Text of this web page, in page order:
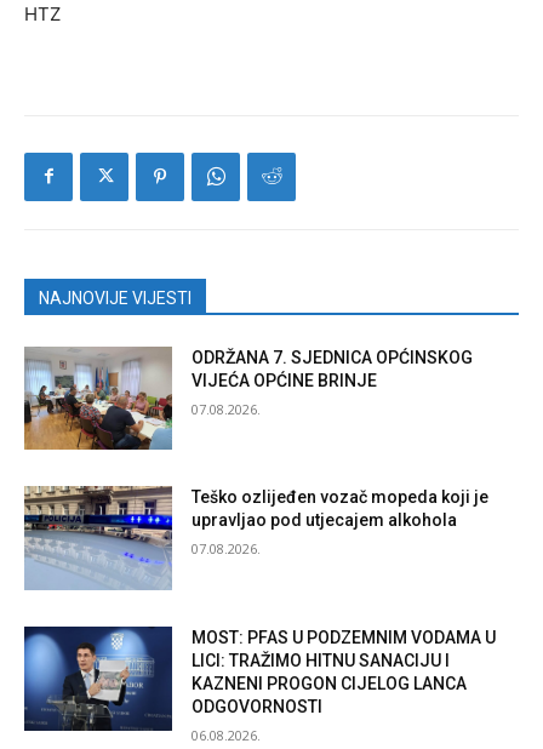
HTZ
NAJNOVIJE VIJESTI
ODRŽANA 7. SJEDNICA OPĆINSKOG
VIJEĆA OPĆINE BRINJE
07.08.2026.
Teško ozlijeđen vozač mopeda koji je
upravljao pod utjecajem alkohola
07.08.2026.
MOST: PFAS U PODZEMNIM VODAMA U
LICI: TRAŽIMO HITNU SANACIJU I
KAZNENI PROGON CIJELOG LANCA
ODGOVORNOSTI
06.08.2026.